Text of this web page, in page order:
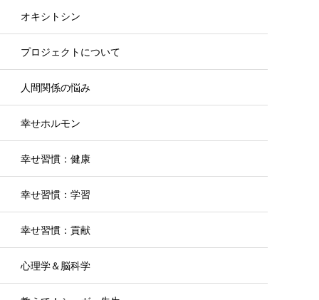
オキシトシン
プロジェクトについて
人間関係の悩み
幸せホルモン
幸せ習慣：健康
幸せ習慣：学習
幸せ習慣：貢献
心理学＆脳科学